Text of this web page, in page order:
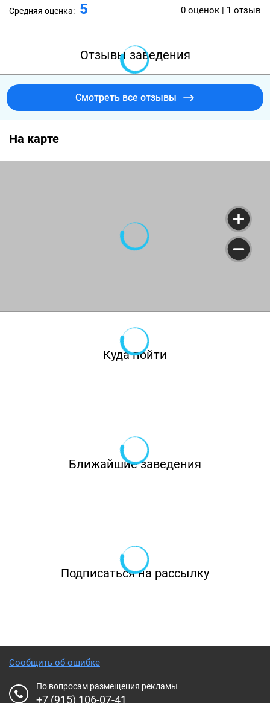
Средняя оценка: 5 0 оценок | 1 отзыв
Отзывы заведения
Смотреть все отзывы
На карте
Куда пойти
Ближайшие заведения
Подписаться на рассылку
Сообщить об ошибке
По вопросам размещения рекламы
+7 (915) 106-07-41